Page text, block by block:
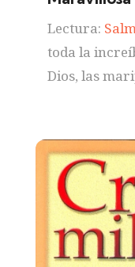
Lectura:
toda la
Dios, las